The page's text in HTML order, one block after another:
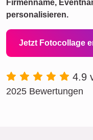
Firmenname,
personalisieren.
Jetzt Fotocollage
4.9
2025 Bewertungen